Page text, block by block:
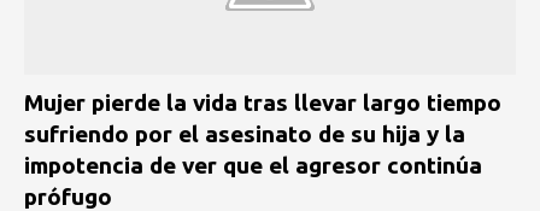
Mujer pierde la vida tras llevar largo tiempo
sufriendo por el asesinato de su hija y la
impotencia de ver que el agresor continúa
prófugo